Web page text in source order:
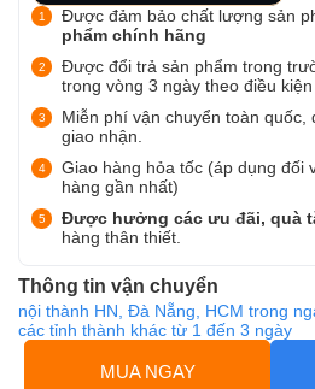
Được đảm bảo chất lượng sản
phẩm chính hãng
Được đổi trả sản phẩm trong
trong vòng 3 ngày theo điều kiện
Miễn phí vận chuyển toàn quốc,
giao nhận.
Giao hàng hỏa tốc (áp dụng đối
hàng gần nhất)
Được hưởng các ưu đãi, quà
hàng thân thiết.
Thông tin vận chuyển
nội thành HN, Đà Nẵng, HCM trong
các tỉnh thành khác từ 1 đến 3 ngày
MUA NGAY